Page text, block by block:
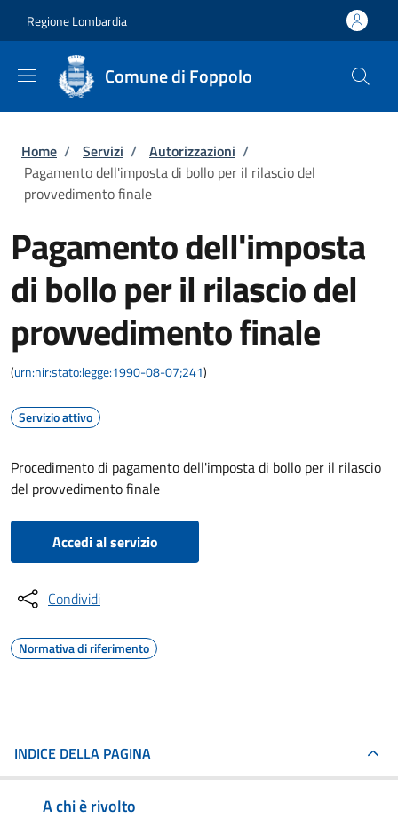
Regione Lombardia
Comune di Foppolo
Briciole di pane
Home / Servizi / Autorizzazioni /
Pagamento dell'imposta di bollo per il rilascio del
provvedimento finale
Pagamento dell'imposta
di bollo per il rilascio del
provvedimento finale
(urn:nir:stato:legge:1990-08-07;241)
Servizio attivo
Procedimento di pagamento dell'imposta di bollo per il rilascio
del provvedimento finale
Accedi al servizio
Condividi
Normativa di riferimento
INDICE DELLA PAGINA
A chi è rivolto